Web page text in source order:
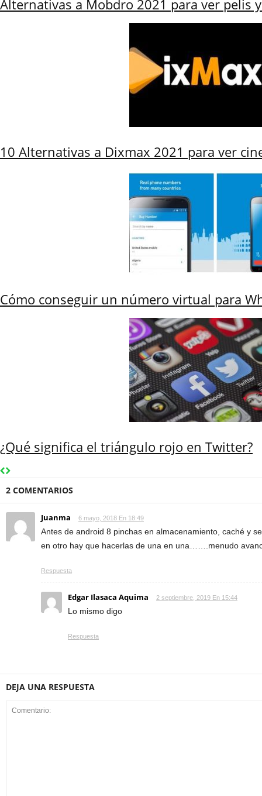
Alternativas a Mobdro 2021 para ver pelis
10 Alternativas a Dixmax 2021 para ver
Cómo conseguir un número virtual para
¿Qué significa el triángulo rojo en Twitter?
2 COMENTARIOS
Juanma 6 mayo, 2018 En 18:49
Antes de android 8 pinchas en almacenamiento, caché y
en otro hay que hacerlas de una en una…….menudo
Respuesta
Edgar Ilasaca Aquima 2 septiembre, 2019 En 15:44
Lo mismo digo
Respuesta
DEJA UNA RESPUESTA